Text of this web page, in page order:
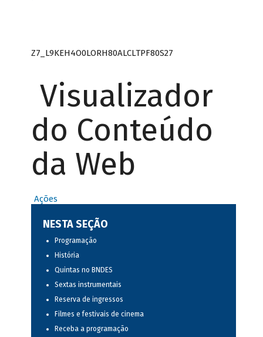
Z7_L9KEH4O0LORH80ALCLTPF80S27
Visualizador
do Conteúdo
da Web
Ações
NESTA SEÇÃO
Programação
História
Quintas no BNDES
Sextas instrumentais
Reserva de ingressos
Filmes e festivais de cinema
Receba a programação